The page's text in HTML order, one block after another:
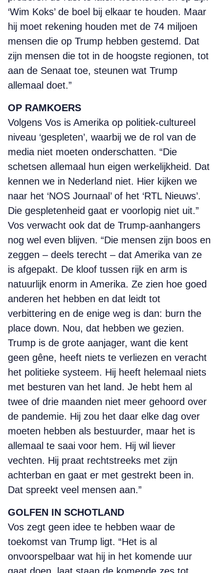
‘Wim Koks’ de boel bij elkaar te houden. Maar
hij moet rekening houden met de 74 miljoen
mensen die op Trump hebben gestemd. Dat
zijn mensen die tot in de hoogste regionen, tot
aan de Senaat toe, steunen wat Trump
allemaal doet.”
OP RAMKOERS
Volgens Vos is Amerika op politiek-cultureel
niveau ‘gespleten’, waarbij we de rol van de
media niet moeten onderschatten. “Die
schetsen allemaal hun eigen werkelijkheid. Dat
kennen we in Nederland niet. Hier kijken we
naar het ‘NOS Journaal’ of het ‘RTL Nieuws’.
Die gespletenheid gaat er voorlopig niet uit.”
Vos verwacht ook dat de Trump-aanhangers
nog wel even blijven. “Die mensen zijn boos en
zeggen – deels terecht – dat Amerika van ze
is afgepakt. De kloof tussen rijk en arm is
natuurlijk enorm in Amerika. Ze zien hoe goed
anderen het hebben en dat leidt tot
verbittering en de enige weg is dan: burn the
place down. Nou, dat hebben we gezien.
Trump is de grote aanjager, want die kent
geen gêne, heeft niets te verliezen en veracht
het politieke systeem. Hij heeft helemaal niets
met besturen van het land. Je hebt hem al
twee of drie maanden niet meer gehoord over
de pandemie. Hij zou het daar elke dag over
moeten hebben als bestuurder, maar het is
allemaal te saai voor hem. Hij wil liever
vechten. Hij praat rechtstreeks met zijn
achterban en gaat er met gestrekt been in.
Dat spreekt veel mensen aan.”
GOLFEN IN SCHOTLAND
Vos zegt geen idee te hebben waar de
toekomst van Trump ligt. “Het is al
onvoorspelbaar wat hij in het komende uur